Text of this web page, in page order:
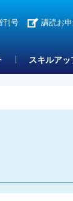
刊号 講読お
スキルア